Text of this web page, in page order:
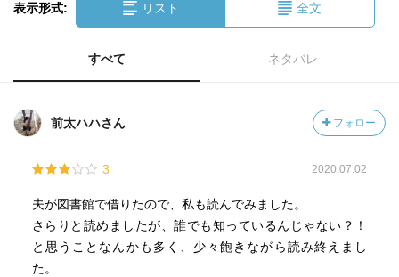
表示形式: リスト 全文
すべて ネタバレ
前太ハハさん フォロー
3 2020.07.02
夫が図書館で借りたので、私も読んでみました。
さらりと読めましたが、誰でも知っているんじゃない？！
と思うことなんかも多く、少々飽きながら読み終えまし
た。